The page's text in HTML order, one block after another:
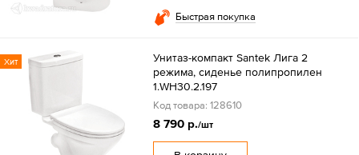
Быстрая покупка
Хит
Унитаз-компакт Santek Лига 2
режима, сиденье полипропилен
1.WH30.2.197
Код товара: 128610
8 790 р./шт